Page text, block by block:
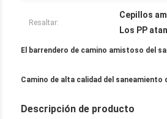
Resaltar:
Cepillos
Los PP
El barrendero de camino amistoso del
Camino de alta calidad del
Descripción de producto